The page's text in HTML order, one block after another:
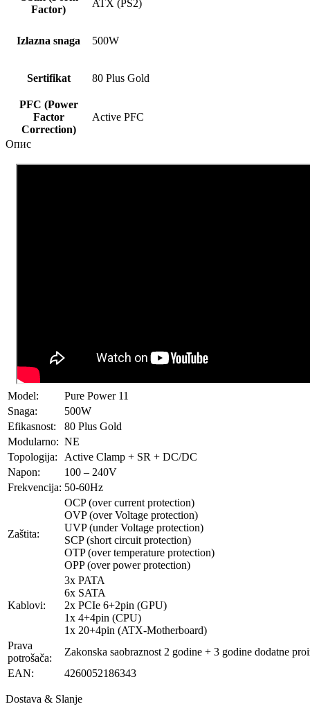
Factor)
ATX (PS2)
Izlazna snaga 500W
Sertifikat 80 Plus Gold
PFC (Power
Factor
Correction)
Active PFC
Опис
Model:
Pure Power 11
Snaga:
500W
Efikasnost:
80 Plus Gold
Modularno: NE
Topologija:
Active Clamp + SR + DC/DC
Napon:
100 – 240V
Frekvencija: 50-60Hz
Zaštita:
OCP (over current protection)
OVP (over Voltage protection)
UVP (under Voltage protection)
SCP (short circuit protection)
OTP (over temperature protection)
OPP (over power protection)
Kablovi:
3x PATA
6x SATA
2x PCIe 6+2pin (GPU)
1x 4+4pin (CPU)
1x 20+4pin (ATX-Motherboard)
Prava
potrošača:
Zakonska saobraznost 2 godine + 3 godine dodatne
EAN:
4260052186343
Dostava & Slanje